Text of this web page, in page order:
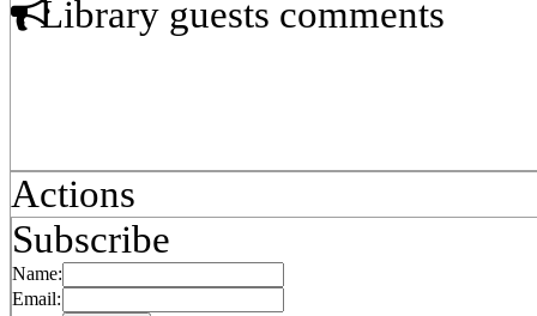
Library guests comments
Actions
Subscribe
Name:
Email: